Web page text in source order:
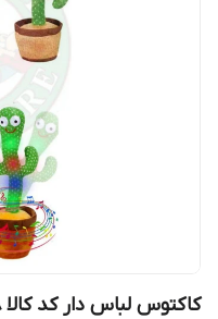
کاکتوس لباس دار کد کالا ۸۱۵۸